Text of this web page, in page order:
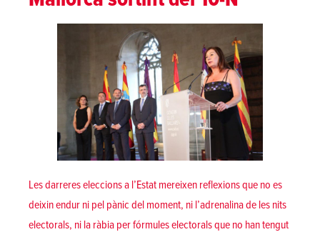
Les darreres eleccions a l’Estat mereixen reflexions que no es
deixin endur ni pel pànic del moment, ni l’adrenalina de les nits
electorals, ni la ràbia per fórmules electorals que no han tengut